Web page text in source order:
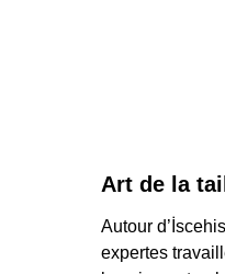
Art de la
Autour
expertes